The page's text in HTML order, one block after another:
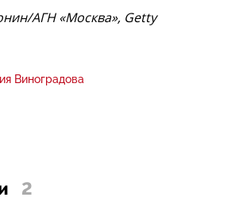
АГН «Москва», Getty
Виноградова
2